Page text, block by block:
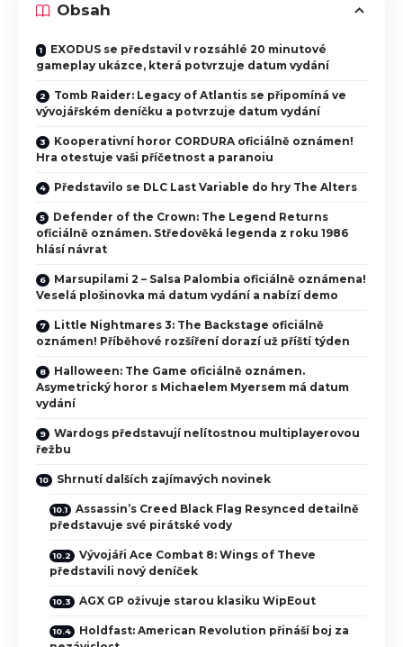
Obsah
EXODUS se představil v rozsáhlé 20 minutové
gameplay ukázce, která potvrzuje datum vydání
Tomb Raider: Legacy of Atlantis se připomíná ve
vývojářském deníčku a potvrzuje datum vydání
Kooperativní horor CORDURA oficiálně oznámen!
Hra otestuje vaši příčetnost a paranoiu
Představilo se DLC Last Variable do hry The Alters
Defender of the Crown: The Legend Returns
oficiálně oznámen. Středověká legenda z roku 1986
hlásí návrat
Marsupilami 2 – Salsa Palombia oficiálně oznámena!
Veselá plošinovka má datum vydání a nabízí demo
Little Nightmares 3: The Backstage oficiálně
oznámen! Příběhové rozšíření dorazí už příští týden
Halloween: The Game oficiálně oznámen.
Asymetrický horor s Michaelem Myersem má datum
vydání
Wardogs představují nelítostnou multiplayerovou
řežbu
Shrnutí dalších zajímavých novinek
Assassin’s Creed Black Flag Resynced detailně
představuje své pirátské vody
Vývojáři Ace Combat 8: Wings of Theve
představili nový deníček
AGX GP oživuje starou klasiku WipEout
Holdfast: American Revolution přináší boj za